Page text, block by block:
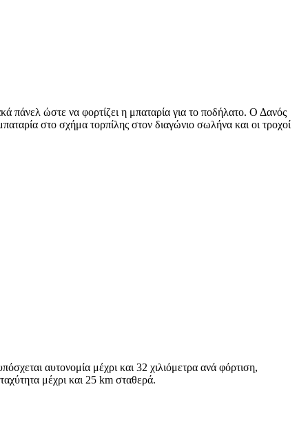
πάνελ ώστε να φορτίζει η μπαταρία για το ποδήλατο. Ο Δανός
στο σχήμα τορπίλης στον διαγώνιο σωλήνα και οι τροχοί
αυτονομία μέχρι και 32 χιλιόμετρα ανά φόρτιση,
μέχρι και 25 km σταθερά.